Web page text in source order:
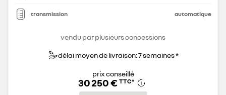
transmission automatique
vendu par plusieurs concessions
délai moyen de livraison: 7 semaines *
prix conseillé
30 250 € TTC*